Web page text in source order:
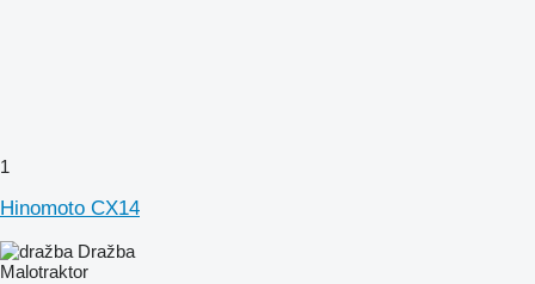
1
Hinomoto CX14
Dražba
Malotraktor